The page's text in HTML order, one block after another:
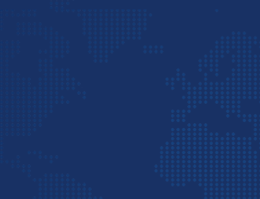
دارد، حمل و نقل دریایی گزینه بسیار
در گمرک ایران بررسی‌های نهایی انجام می‌شود